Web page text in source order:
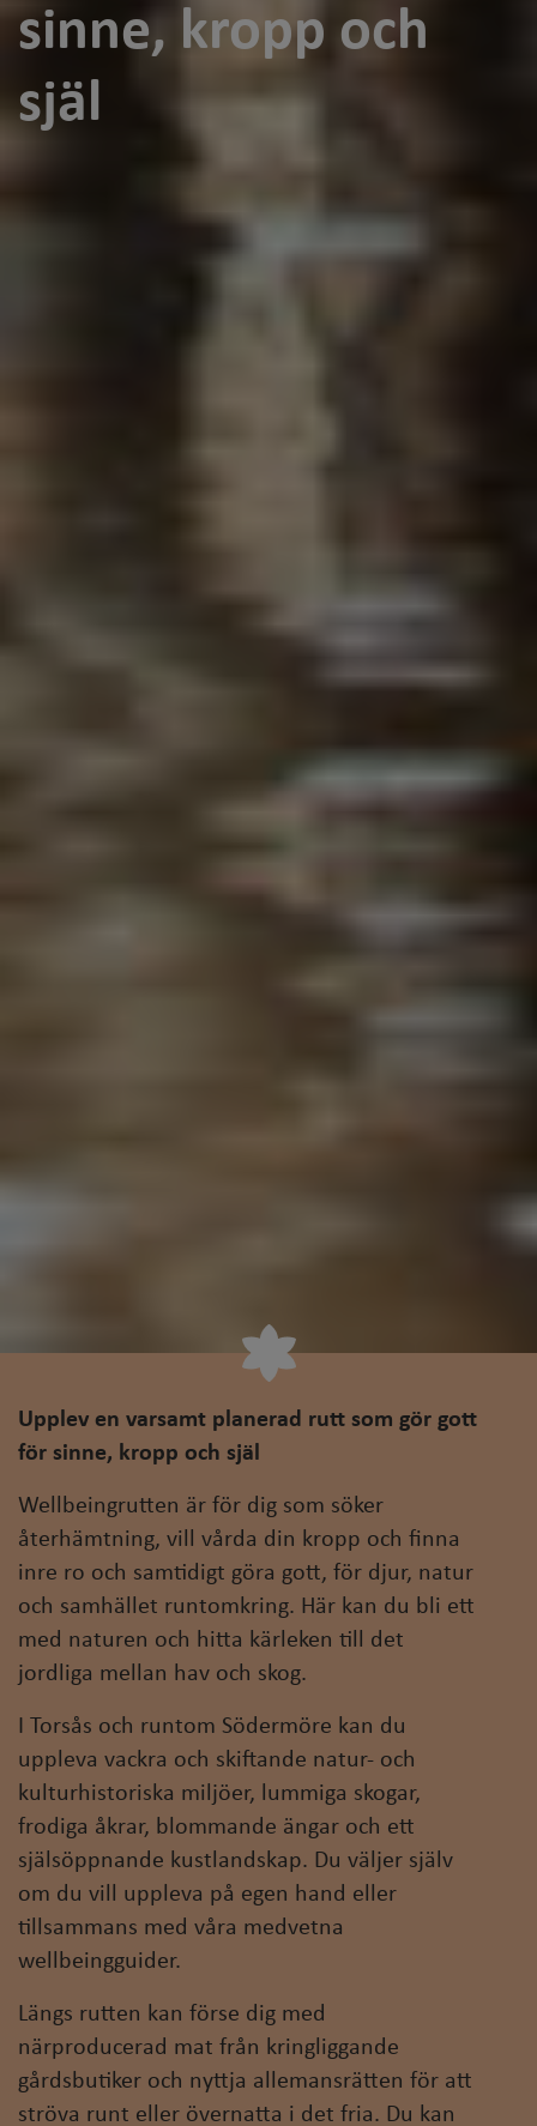
sinne, kropp och
själ
Upplev en varsamt planerad rutt som gör gott
för sinne, kropp och själ
Wellbeingrutten är för dig som söker
återhämtning, vill vårda din kropp och finna
inre ro och samtidigt göra gott, för djur, natur
och samhället runtomkring. Här kan du bli ett
med naturen och hitta kärleken till det
jordliga mellan hav och skog.
I Torsås och runtom Södermöre kan du
uppleva vackra och skiftande natur- och
kulturhistoriska miljöer, lummiga skogar,
frodiga åkrar, blommande ängar och ett
själsöppnande kustlandskap. Du väljer själv
om du vill uppleva på egen hand eller
tillsammans med våra medvetna
wellbeingguider.
Längs rutten kan förse dig med
närproducerad mat från kringliggande
gårdsbutiker och nyttja allemansrätten för att
ströva runt eller övernatta i det fria. Du kan